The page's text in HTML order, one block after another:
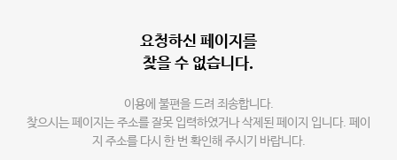
요청하신 페이지를
찾을 수 없습니다.
이용에 불편을 드려 죄송합니다.
찾으시는 페이지는 주소를 잘못 입력하였거나 삭제된 페이지 입니다. 페이
지 주소를 다시 한 번 확인해 주시기 바랍니다.